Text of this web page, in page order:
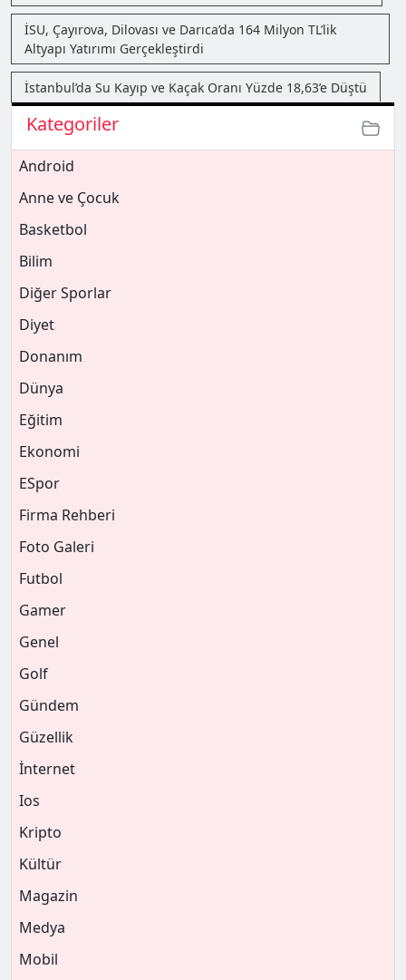
İSU, Çayırova, Dilovası ve Darıca’da 164 Milyon TL’lik
Altyapı Yatırımı Gerçekleştirdi
İstanbul’da Su Kayıp ve Kaçak Oranı Yüzde 18,63’e Düştü
Kategoriler
Android
Anne ve Çocuk
Basketbol
Bilim
Diğer Sporlar
Diyet
Donanım
Dünya
Eğitim
Ekonomi
ESpor
Firma Rehberi
Foto Galeri
Futbol
Gamer
Genel
Golf
Gündem
Güzellik
İnternet
Ios
Kripto
Kültür
Magazin
Medya
Mobil